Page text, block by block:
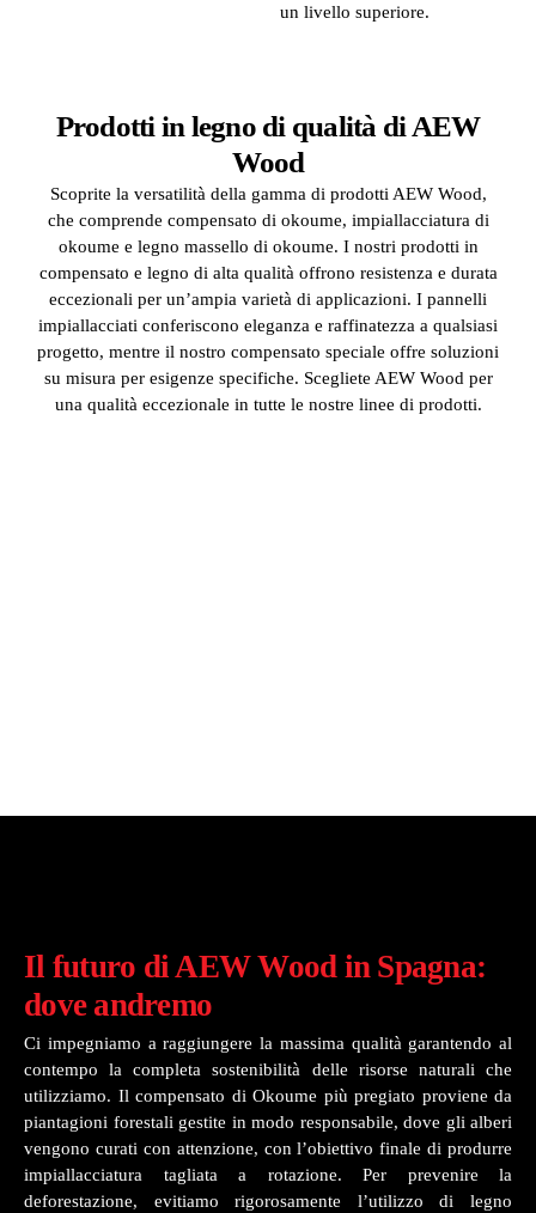
un livello superiore.
Prodotti in legno di qualità di AEW
Wood
Scoprite la versatilità della gamma di prodotti AEW Wood,
che comprende compensato di okoume, impiallacciatura di
okoume e legno massello di okoume. I nostri prodotti in
compensato e legno di alta qualità offrono resistenza e durata
eccezionali per un’ampia varietà di applicazioni. I pannelli
impiallacciati conferiscono eleganza e raffinatezza a qualsiasi
progetto, mentre il nostro compensato speciale offre soluzioni
su misura per esigenze specifiche. Scegliete AEW Wood per
una qualità eccezionale in tutte le nostre linee di prodotti.
Il futuro di AEW Wood in Spagna:
dove andremo
Ci impegniamo a raggiungere la massima qualità garantendo al
contempo la completa sostenibilità delle risorse naturali che
utilizziamo. Il compensato di Okoume più pregiato proviene da
piantagioni forestali gestite in modo responsabile, dove gli alberi
vengono curati con attenzione, con l’obiettivo finale di produrre
impiallacciatura tagliata a rotazione. Per prevenire la
deforestazione, evitiamo rigorosamente l’utilizzo di legno